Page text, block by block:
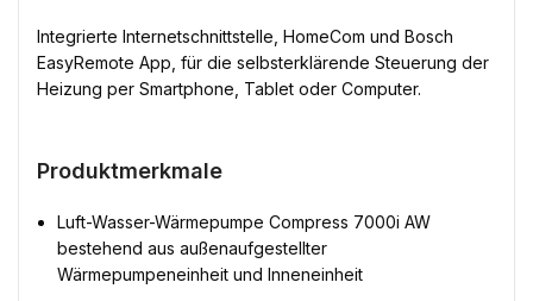
Integrierte Internetschnittstelle, HomeCom und Bosch
EasyRemote App, für die selbsterklärende Steuerung der
Heizung per Smartphone, Tablet oder Computer.
Produktmerkmale
Luft-Wasser-Wärmepumpe Compress 7000i AW
bestehend aus außenaufgestellter
Wärmepumpeneinheit und Inneneinheit